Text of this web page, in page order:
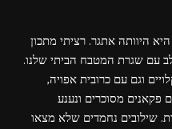
היוותה אתגר. רציתי מתכון
עם שגרת המטבח הביתי שלנו.
וגם עם כרובית אפויה,
פקאנים מסוכרים ונענע
שילובים נחמדים שלא מצאו